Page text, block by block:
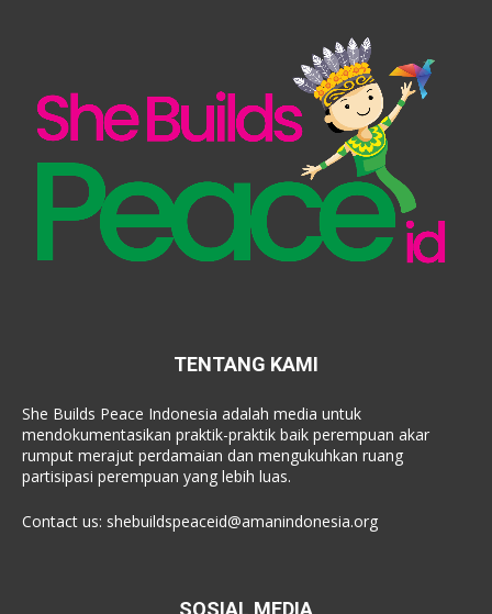
TENTANG KAMI
She Builds Peace Indonesia adalah media untuk
mendokumentasikan praktik-praktik baik perempuan akar
rumput merajut perdamaian dan mengukuhkan ruang
partisipasi perempuan yang lebih luas.
Contact us: shebuildspeaceid@amanindonesia.org
SOSIAL MEDIA